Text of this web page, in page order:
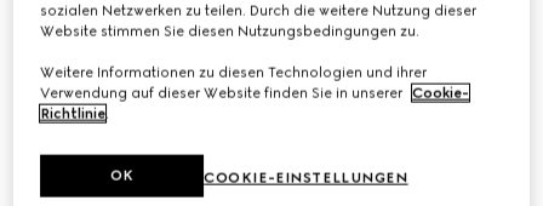
sozialen Netzwerken zu teilen. Durch die weitere Nutzung dieser
Website stimmen Sie diesen Nutzungsbedingungen zu.
Weitere Informationen zu diesen Technologien und ihrer
Verwendung auf dieser Website finden Sie in unserer Cookie-
Richtlinie.
COOKIE-EINSTELLUNGEN
OK